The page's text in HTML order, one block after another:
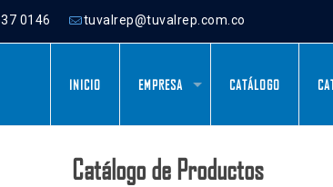
0146 tuvalrep@tuvalrep.com.co
INICIO EMPRESA CATÁLOGO
Catálogo de Productos